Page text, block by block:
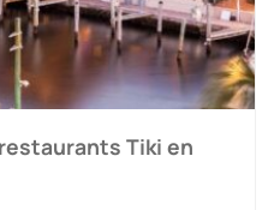
Tiki en